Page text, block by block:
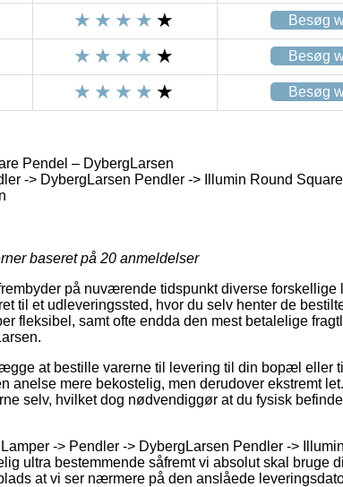
Besøg
Besøg
Besøg
Pendel – DybergLarsen
-> DybergLarsen Pendler -> Illumin Round
baseret på 20 anmeldelser
på nuværende tidspunkt diverse forskellige
til et udleveringssted, hvor du selv henter de
fleksibel, samt ofte endda den mest betalelige
at bestille varerne til levering til din bopæl eller
anelse mere bekostelig, men derudover ekstremt
selv, hvilket dog nødvendiggør at du fysisk
-> Pendler -> DybergLarsen Pendler ->
ultra bestemmende såfremt vi absolut skal bruge
at vi ser nærmere på den anslåede